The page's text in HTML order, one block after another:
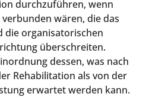
durchzuführen, wenn
wären, die das
die organisatorischen
überschreiten.
dessen, was nach
Rehabilitation als von der
erwartet werden kann.